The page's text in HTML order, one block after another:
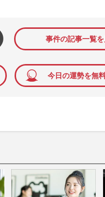
から、インターネット利用者層に
事件の記事一覧
今日の運勢を無